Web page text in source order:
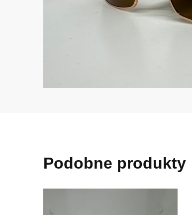
Podobne produkty